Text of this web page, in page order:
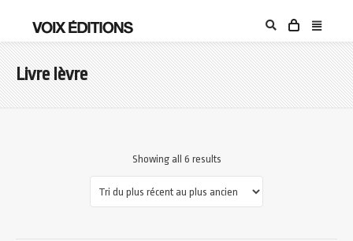
Livre lèvre
Showing all 6 results